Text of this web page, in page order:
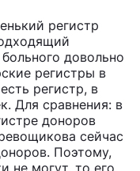
регистр
довольно
регистры в
регистр, в
Для сравнения: в
доноров
сейчас
Поэтому,